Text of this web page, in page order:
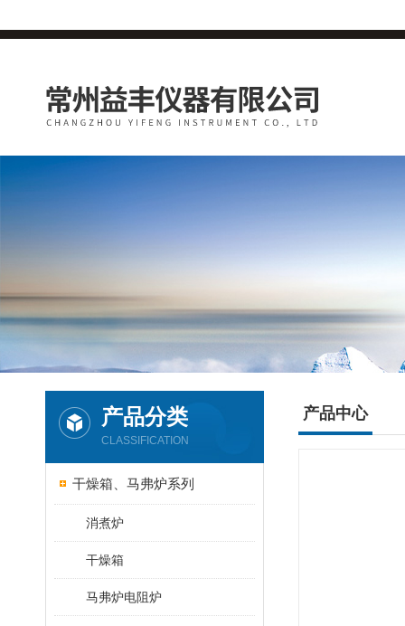
产品分类
CLASSIFICATION
干燥箱、马弗炉系列
消煮炉
干燥箱
马弗炉电阻炉
产品中心